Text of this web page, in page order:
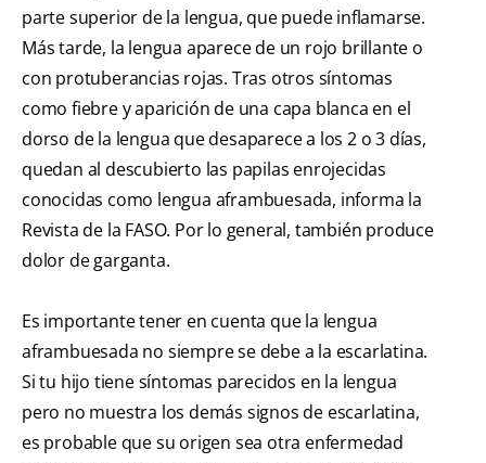
parte superior de la lengua, que puede inflamarse.
Más tarde, la lengua aparece de un rojo brillante o
con protuberancias rojas. Tras otros síntomas
como fiebre y aparición de una capa blanca en el
dorso de la lengua que desaparece a los 2 o 3 días,
quedan al descubierto las papilas enrojecidas
conocidas como lengua aframbuesada, informa la
Revista de la FASO. Por lo general, también produce
dolor de garganta.
Es importante tener en cuenta que la lengua
aframbuesada no siempre se debe a la escarlatina.
Si tu hijo tiene síntomas parecidos en la lengua
pero no muestra los demás signos de escarlatina,
es probable que su origen sea otra enfermedad